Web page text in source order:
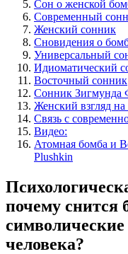
Сон о женской
Современный
Женский сонник
Сновидения о
Универсальный
Идиоматический
Восточный сонник
Сонник Зигмунда
Женский взгляд
Связь с
Видео:
Атомная бомба и
Plushkin
почему снится
человека?